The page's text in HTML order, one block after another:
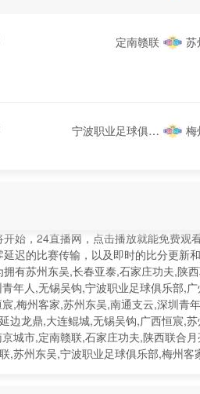
定南赣联 苏
宁波职业足球俱乐
梅
始，24直播网，点击播放就能免费
迟的比赛传输，以及即时的比分更新
有苏州东吴,长春亚泰,石家庄功夫,陕
年人,无锡吴钩,宁波职业足球俱乐部,
,梅州客家,苏州东吴,南通支云,深圳青
边龙鼎,大连鲲城,无锡吴钩,广西恒宸,
城市,定南赣联,石家庄功夫,陕西联合
,苏州东吴,宁波职业足球俱乐部,梅州客